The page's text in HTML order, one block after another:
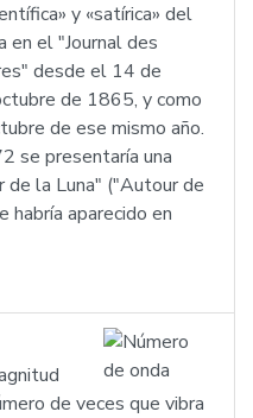
y «satírica» del
en el "Journal des
desde el 14 de
de 1865, y como
de ese mismo año.
se presentaría una
la Luna" ("Autour de
habría aparecido en
de veces que vibra